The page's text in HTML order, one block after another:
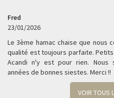
Fred
23/01/2026
Le 3ème hamac chaise que nous
qualité est toujours parfaite. Petits
Acandi n'y est pour rien. Nous
années de bonnes siestes. Merci !!
VOIR TOUS